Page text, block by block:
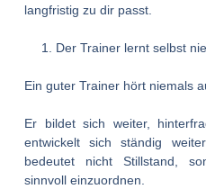
langfristig zu dir passt.
Der Trainer lernt selbst
Ein guter Trainer hört niemals
Er bildet sich weiter,
entwickelt sich ständig
bedeutet nicht Stillstand,
sinnvoll einzuordnen.